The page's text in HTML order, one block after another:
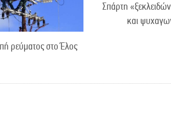
ρεύματος στο Έλος
Σπάρτη
και